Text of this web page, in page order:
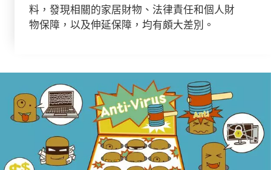
料，發現相關的家居財物、法律責任和個人財
物保障，以及伸延保障，均有頗大差別。